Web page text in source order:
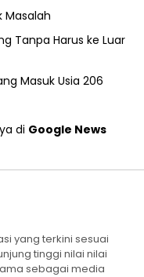
Masalah
Tanpa Harus ke Luar
Masuk Usia 206
di Google News
yang terkini sesuai
tinggi nilai nilai
sebagai media